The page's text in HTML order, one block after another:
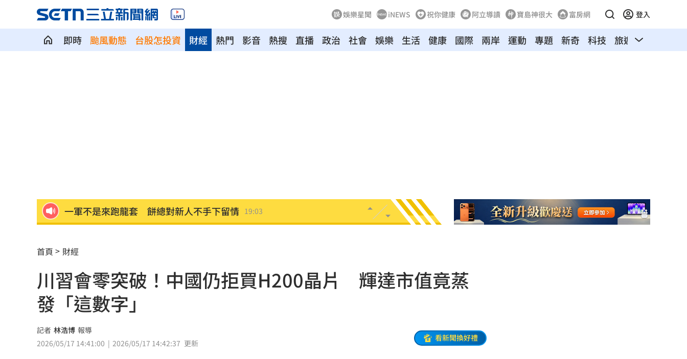
娛樂星聞 iNEWS 祝你健康 阿立導讀 寶島神很大 富房網 登入
即時 颱風動態 台股怎投資 熱門 影音 熱搜 直播 政治 社會 娛樂 生活 健康 國際 兩岸 運動
財經 專題 新奇 科技 旅遊 汽車
一軍不是來跑龍套 餅總對新人不手下留情 19:03
孫易磊登板2局2K無失分！ 飆156公里火球
直擊／NEWBEAT高雄首秀 震胸舞全場嗨翻 18:53
颱風紫暴雨今晚開炸 估「這時」解除海警
傅家接班人幕僚酒駕遭移送！公所火速准辭
獅子座新月伴日蝕！12星座一週運勢出爐
首頁 財經
川習會零突破！中國仍拒買H200晶片 輝達市值竟蒸
發「這數字」
記者 林浩博 報導
2026/05/17 14:41:00
2026/05/17 14:42:37 更新
看新聞換好禮